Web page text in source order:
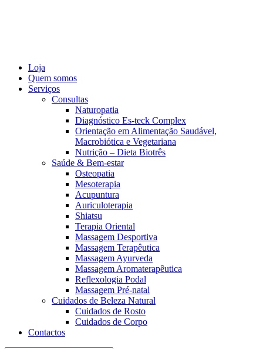
Loja
Quem somos
Serviços
Consultas
Naturopatia
Diagnóstico Es-teck Complex
Orientação em Alimentação Saudável,
Macrobiótica e Vegetariana
Nutrição – Dieta Biotrês
Saúde & Bem-estar
Osteopatia
Mesoterapia
Acupuntura
Auriculoterapia
Shiatsu
Terapia Oriental
Massagem Desportiva
Massagem Terapêutica
Massagem Ayurveda
Massagem Aromaterapêutica
Reflexologia Podal
Massagem Pré-natal
Cuidados de Beleza Natural
Cuidados de Rosto
Cuidados de Corpo
Contactos